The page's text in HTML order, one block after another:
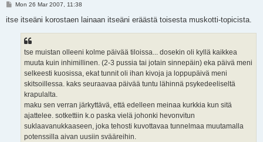
P
s
Mon 26 Mar 2007, 11:38
itse itseäni korostaen lainaan itseäni eräästä toisesta muskotti-topicista.
tse muistan olleeni kolme päivää tiloissa... dosekin oli kyllä kaikkea
muuta kuin inhimillinen. (2-3 pussia tai jotain sinnepäin) eka päivä meni
selkeesti kuosissa, ekat tunnit oli ihan kivoja ja loppupäivä meni
skitsoillessa. kaks seuraavaa päivää tuntu lähinnä psykedeeliseltä
krapulalta.
maku sen verran järkyttävä, että edelleen meinaa kurkkia kun sitä
ajattelee. sotkettiin k.o paska vielä johonki hevonvitun
suklaavanukkaaseen, joka tehosti kuvottavaa tunnelmaa muutamalla
potenssilla aivan uusiin svääreihin.